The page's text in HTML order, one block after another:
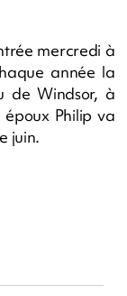
mercredi à
année la
de Windsor, à
Philip va
juin.